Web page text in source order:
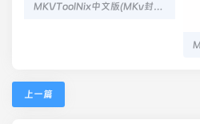
MKVToolNix中文版(MKv封装工具)v95.0.00
上一篇